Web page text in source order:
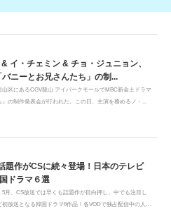
イ・チェミン & チョ・ジュニョン、
ニーとお兄さんたち」の制...
山区にあるCGV龍山 アイパークモールでMBC新金土ドラマ
』の制作発表会が行われた。この日、主演を務めるノ・...
題作がCSに続々登場！日本のテレビ
ドラマ６選
月、CS放送では早くも話題作が目白押し。中でも注目し
放送となる韓国ドラマ6作品！各VODで独占配信中の人